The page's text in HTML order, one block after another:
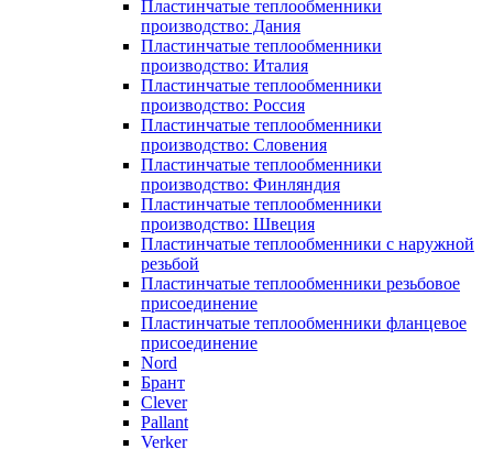
Пластинчатые теплообменники
производство: Дания
Пластинчатые теплообменники
производство: Италия
Пластинчатые теплообменники
производство: Россия
Пластинчатые теплообменники
производство: Словения
Пластинчатые теплообменники
производство: Финляндия
Пластинчатые теплообменники
производство: Швеция
Пластинчатые теплообменники с наружной
резьбой
Пластинчатые теплообменники резьбовое
присоединение
Пластинчатые теплообменники фланцевое
присоединение
Nord
Брант
Clever
Pallant
Verker